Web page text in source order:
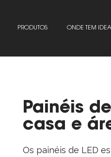
PRODUTOS ONDE TEM IDEA
Painéis
casa e
Os painéis de LED